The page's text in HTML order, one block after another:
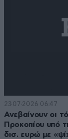
23·07·2026 06:47
Ανεβαίνουν οι
Προκοπίου υπό
δισ. ευρώ με